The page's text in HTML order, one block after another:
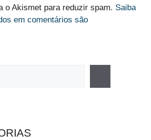
o Akismet para reduzir spam. Saiba
em comentários são